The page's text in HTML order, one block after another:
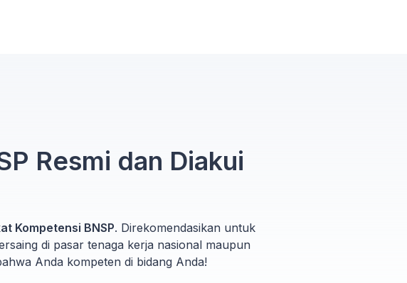
Resmi dan Diakui
Kompetensi BNSP. Direkomendasikan untuk
di pasar tenaga kerja nasional maupun
Anda kompeten di bidang Anda!